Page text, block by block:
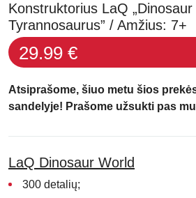
Konstruktorius LaQ „Dinosaur
Tyrannosaurus” / Amžius: 7+
29.99 €
Atsiprašome, šiuo metu šios
sandelyje! Prašome užsukti pas
LaQ Dinosaur World
300 detalių;